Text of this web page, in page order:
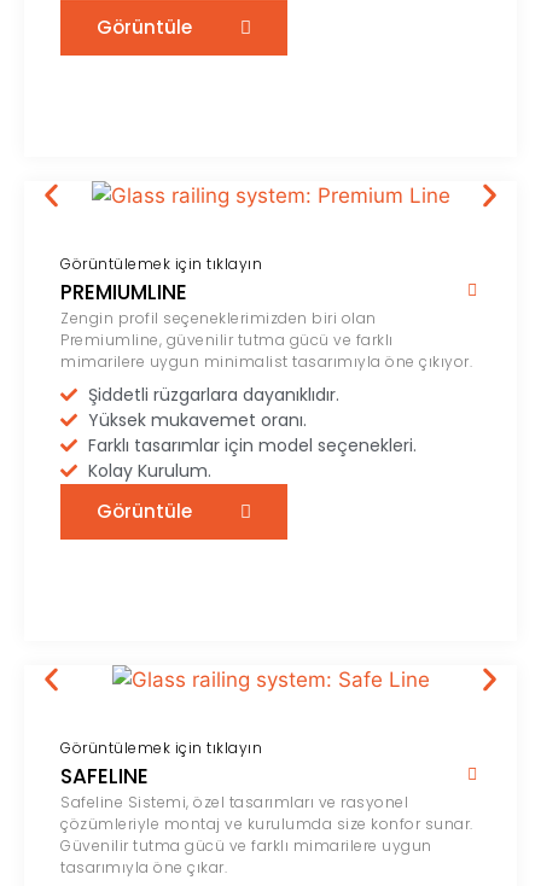
Görüntüle
Görüntülemek için tıklayın
PREMIUMLINE
Zengin profil seçeneklerimizden biri olan
Premiumline, güvenilir tutma gücü ve farklı
mimarilere uygun minimalist tasarımıyla öne çıkıyor.
Şiddetli rüzgarlara dayanıklıdır.
Yüksek mukavemet oranı.
Farklı tasarımlar için model seçenekleri.
Kolay Kurulum.
Görüntüle
Görüntülemek için tıklayın
SAFELINE
Safeline Sistemi, özel tasarımları ve rasyonel
çözümleriyle montaj ve kurulumda size konfor sunar.
Güvenilir tutma gücü ve farklı mimarilere uygun
tasarımıyla öne çıkar.